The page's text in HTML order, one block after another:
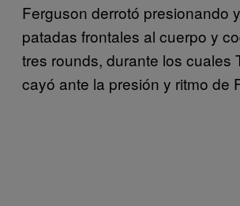
Ferguson derrotó presionando
patadas frontales al cuerpo y
tres rounds, durante los cuales
cayó ante la presión y ritmo de